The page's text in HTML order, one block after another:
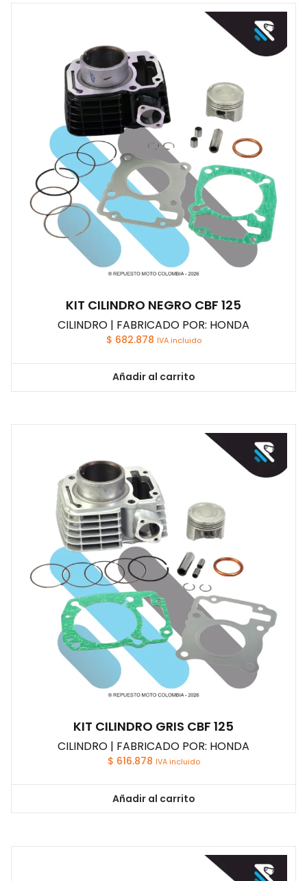
KIT CILINDRO NEGRO CBF 125
CILINDRO | FABRICADO POR: HONDA
$ 682.878 IVA incluido
Añadir al carrito
KIT CILINDRO GRIS CBF 125
CILINDRO | FABRICADO POR: HONDA
$ 616.878 IVA incluido
Añadir al carrito